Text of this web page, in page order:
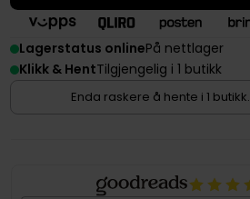
Lagerstatus onlinePå nettlager
Klikk & HentTilgjengelig i 1 butikk
Enda raskere å hente i 1 butikk.